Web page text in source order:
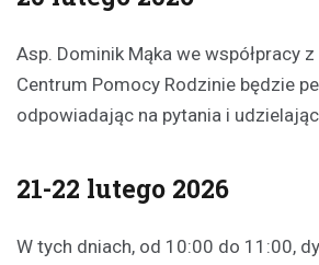
Asp. Dominik Mąka we współpracy
Centrum Pomocy Rodzinie będzie
odpowiadając na pytania i
21-22 lutego 2026
W tych dniach, od 10:00 do 11:00,